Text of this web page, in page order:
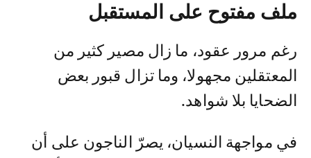
ملف مفتوح على المستقبل
رغم مرور عقود، ما زال مصير كثير من
المعتقلين مجهولا، وما تزال قبور بعض
الضحايا بلا شواهد.
في مواجهة النسيان، يصرّ الناجون على أن